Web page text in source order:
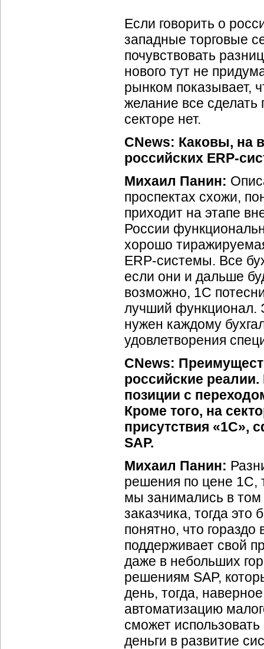
Если говорить о
западные торговые
почувствовать
нового тут не
рынком показывает,
желание все сделать
секторе нет.
CNews: Каковы, на
российских ERP-
Михаил Панин:
проспектах схожи,
приходит на этапе
России
хорошо
ERP-системы. Все
если они и дальше
возможно, 1С
лучший функционал.
нужен каждому
удовлетворения
CNews:
российские
позиции с
Кроме того, на
присутствия «1С»,
SAP.
Михаил Панин:
решения по цене 1С,
мы занимались в том
заказчика, тогда
понятно, что
поддерживает свой
даже в небольших
решениям SAP,
день, тогда,
автоматизацию
сможет
деньги в развитие